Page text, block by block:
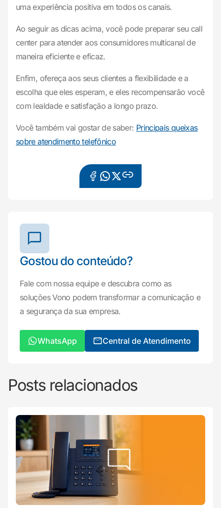
uma experiência positiva em todos os canais.
Ao seguir as dicas acima, você pode preparar seu call
center para atender aos consumidores multicanal de
maneira eficiente e eficaz.
Enfim, ofereça aos seus clientes a flexibilidade e a
escolha que eles esperam, e eles recompensarão você
com lealdade e satisfação a longo prazo.
Você também vai gostar de saber: Principais queixas
sobre atendimento telefônico
Gostou do conteúdo?
Fale com nossa equipe e descubra como as
soluções Vono podem transformar a comunicação e
a segurança da sua empresa.
WhatsApp Central de Atendimento
Posts relacionados